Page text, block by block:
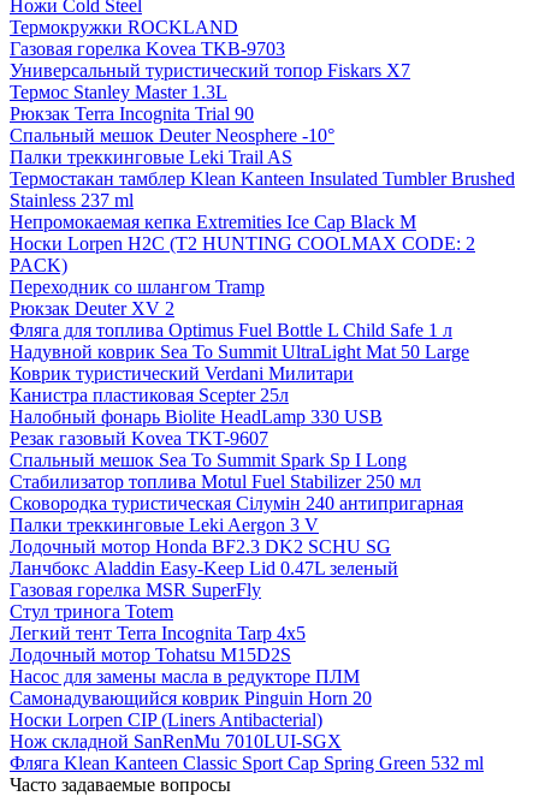
Ножи Cold Steel
Термокружки ROCKLAND
Газовая горелка Kovea TKB-9703
Универсальный туристический топор Fiskars X7
Термос Stanley Master 1.3L
Рюкзак Terra Incognita Trial 90
Спальный мешок Deuter Neosphere -10°
Палки треккинговые Leki Trail AS
Термостакан тамблер Klean Kanteen Insulated Tumbler Brushed
Stainless 237 ml
Непромокаемая кепка Extremities Ice Cap Black M
Носки Lorpen H2C (T2 HUNTING COOLMAX CODE: 2
PACK)
Переходник со шлангом Tramp
Рюкзак Deuter XV 2
Фляга для топлива Optimus Fuel Bottle L Child Safe 1 л
Надувной коврик Sea To Summit UltraLight Mat 50 Large
Коврик туристический Verdani Милитари
Канистра пластиковая Scepter 25л
Налобный фонарь Biolite HeadLamp 330 USB
Резак газовый Kovea TKT-9607
Спальный мешок Sea To Summit Spark Sp I Long
Стабилизатор топлива Motul Fuel Stabilizer 250 мл
Сковородка туристическая Сілумін 240 антипригарная
Палки треккинговые Leki Aergon 3 V
Лодочный мотор Honda BF2.3 DK2 SCHU SG
Ланчбокс Aladdin Easy-Keep Lid 0.47L зеленый
Газовая горелка MSR SuperFly
Стул тринога Totem
Легкий тент Terra Incognita Tarp 4x5
Лодочный мотор Tohatsu M15D2S
Насос для замены масла в редукторе ПЛМ
Самонадувающийся коврик Pinguin Horn 20
Носки Lorpen CIP (Liners Antibacterial)
Нож складной SanRenMu 7010LUI-SGX
Фляга Klean Kanteen Classic Sport Cap Spring Green 532 ml
Часто задаваемые вопросы